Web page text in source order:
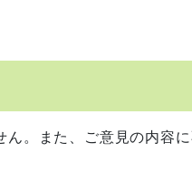
。また、ご意見の内容